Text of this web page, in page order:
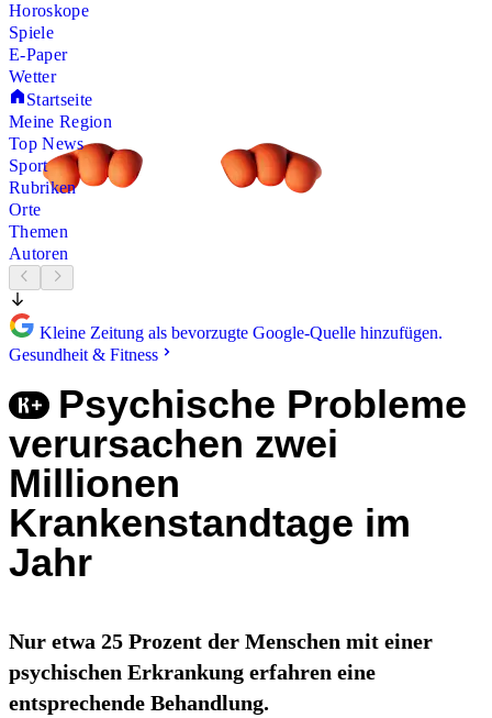
Horoskope
Spiele
E-Paper
Wetter
Startseite
Meine Region
Top News
Sport
Rubriken
Orte
Themen
Autoren
Kleine Zeitung als bevorzugte Google-Quelle hinzufügen.
Gesundheit & Fitness
Psychische Probleme
verursachen zwei
Millionen
Krankenstandtage im
Jahr
Nur etwa 25 Prozent der Menschen mit einer
psychischen Erkrankung erfahren eine
entsprechende Behandlung.